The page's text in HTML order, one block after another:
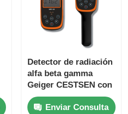
Detector de radiación
alfa beta gamma
Geiger CESTSEN con
software de
computadora
Enviar Consulta